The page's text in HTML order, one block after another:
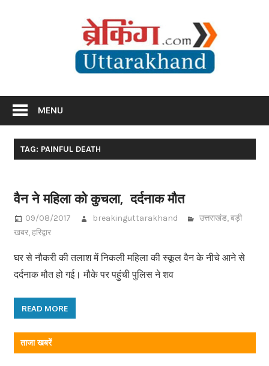
MENU
TAG: PAINFUL DEATH
वैन ने महिला को कुचला, दर्दनाक मौत
09/08/2017 breakinguttarakhand उत्तराखंड,बड़ी
खबर,हरिद्वार
घर से नौकरी की तलाश में निकली महिला की स्कूल वैन के नीचे आने से
दर्दनाक मौत हो गई। मौके पर पहुंची पुलिस ने शव
READ MORE
ताजा खबरें